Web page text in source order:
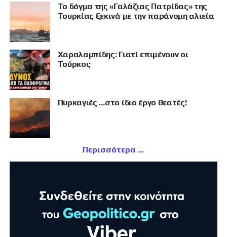
Το δόγμα της «Γαλάζιας Πατρίδας» της
Τουρκίας ξεκινά με την παράνομη αλιεία
Χαραλαμπίδης: Γιατί επιμένουν οι
Τούρκοι;
Πυρκαγιές …στο ίδιο έργο θεατές!
Περισσότερα